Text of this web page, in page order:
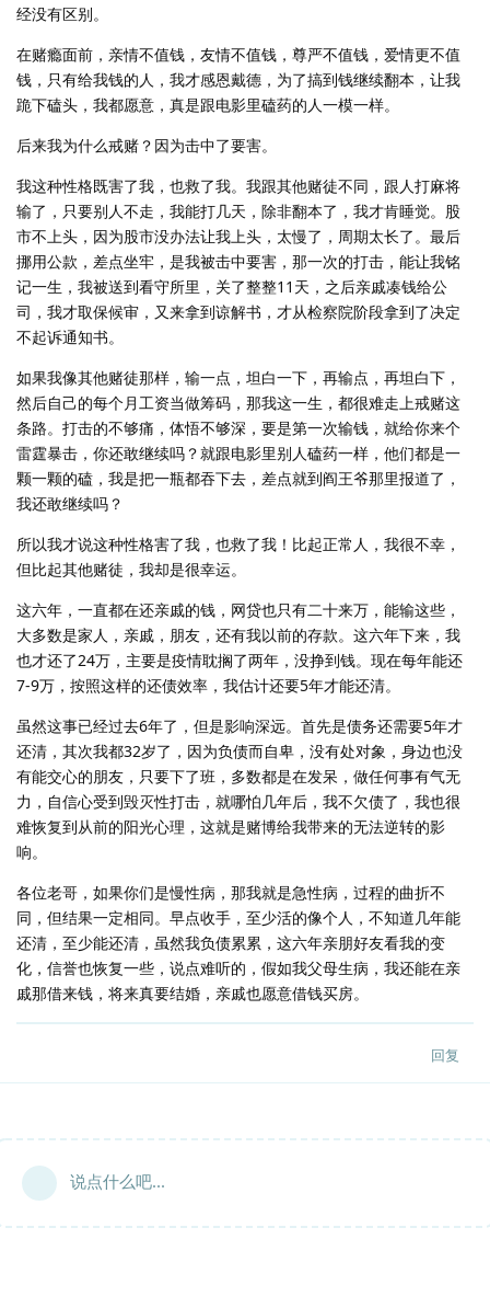
经没有区别。
在赌瘾面前，亲情不值钱，友情不值钱，尊严不值钱，爱情更不值
钱，只有给我钱的人，我才感恩戴德，为了搞到钱继续翻本，让我
跪下磕头，我都愿意，真是跟电影里磕药的人一模一样。
后来我为什么戒赌？因为击中了要害。
我这种性格既害了我，也救了我。我跟其他赌徒不同，跟人打麻将
输了，只要别人不走，我能打几天，除非翻本了，我才肯睡觉。股
市不上头，因为股市没办法让我上头，太慢了，周期太长了。最后
挪用公款，差点坐牢，是我被击中要害，那一次的打击，能让我铭
记一生，我被送到看守所里，关了整整11天，之后亲戚凑钱给公
司，我才取保候审，又来拿到谅解书，才从检察院阶段拿到了决定
不起诉通知书。
如果我像其他赌徒那样，输一点，坦白一下，再输点，再坦白下，
然后自己的每个月工资当做筹码，那我这一生，都很难走上戒赌这
条路。打击的不够痛，体悟不够深，要是第一次输钱，就给你来个
雷霆暴击，你还敢继续吗？就跟电影里别人磕药一样，他们都是一
颗一颗的磕，我是把一瓶都吞下去，差点就到阎王爷那里报道了，
我还敢继续吗？
所以我才说这种性格害了我，也救了我！比起正常人，我很不幸，
但比起其他赌徒，我却是很幸运。
这六年，一直都在还亲戚的钱，网贷也只有二十来万，能输这些，
大多数是家人，亲戚，朋友，还有我以前的存款。这六年下来，我
也才还了24万，主要是疫情耽搁了两年，没挣到钱。现在每年能还
7-9万，按照这样的还债效率，我估计还要5年才能还清。
虽然这事已经过去6年了，但是影响深远。首先是债务还需要5年才
还清，其次我都32岁了，因为负债而自卑，没有处对象，身边也没
有能交心的朋友，只要下了班，多数都是在发呆，做任何事有气无
力，自信心受到毁灭性打击，就哪怕几年后，我不欠债了，我也很
难恢复到从前的阳光心理，这就是赌博给我带来的无法逆转的影
响。
各位老哥，如果你们是慢性病，那我就是急性病，过程的曲折不
同，但结果一定相同。早点收手，至少活的像个人，不知道几年能
还清，至少能还清，虽然我负债累累，这六年亲朋好友看我的变
化，信誉也恢复一些，说点难听的，假如我父母生病，我还能在亲
戚那借来钱，将来真要结婚，亲戚也愿意借钱买房。
回复
说点什么吧...